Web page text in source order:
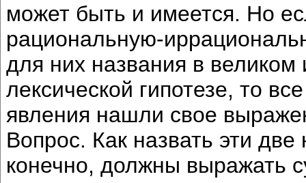
может быть и имеется. Но
рациональную-
для них названия в
лексической гипотезе, то
явления нашли свое
Вопрос. Как назвать эти
конечно, должны выражать